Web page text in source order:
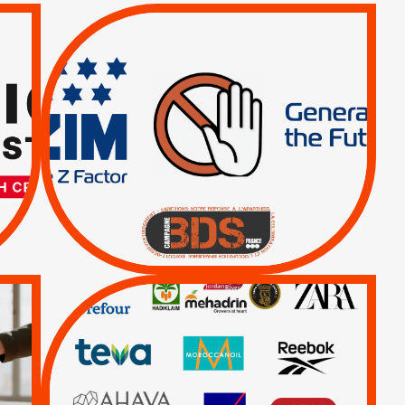
RESPECT DU DROIT
INTERNATIONAL ?
TRUMP, MACRON :
MÊME COMBAT
| Actus |
| Boycott militaire |
Lettres d'interpellation
QUE BOYCOTTER ?
Actus | Ahava
Carrefour HP